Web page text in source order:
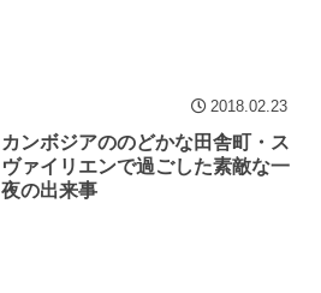
2018.02.23
カンボジアののどかな田舎町・ス
ヴァイリエンで過ごした素敵な一
夜の出来事